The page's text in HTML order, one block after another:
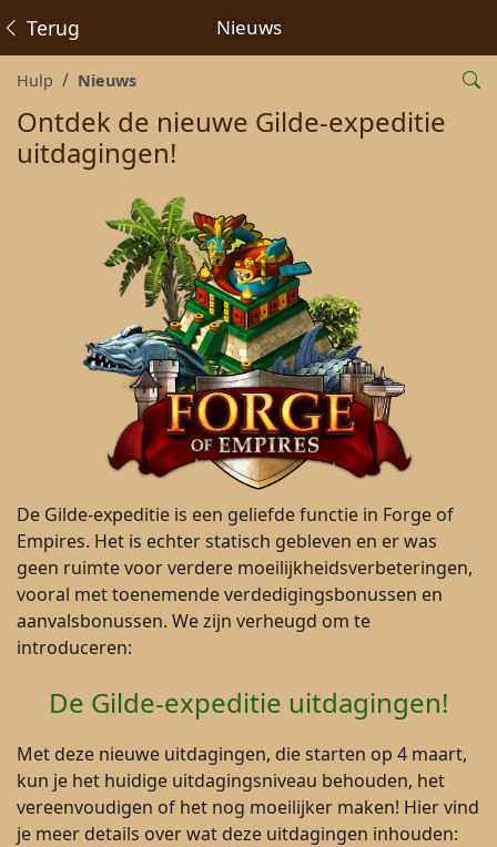
Nieuws
Terug
Hulp Nieuws
Ontdek de nieuwe Gilde-expeditie
uitdagingen!
De Gilde-expeditie is een geliefde functie in Forge of
Empires. Het is echter statisch gebleven en er was
geen ruimte voor verdere moeilijkheidsverbeteringen,
vooral met toenemende verdedigingsbonussen en
aanvalsbonussen. We zijn verheugd om te
introduceren:
De Gilde-expeditie uitdagingen!
Met deze nieuwe uitdagingen, die starten op 4 maart,
kun je het huidige uitdagingsniveau behouden, het
vereenvoudigen of het nog moeilijker maken! Hier vind
je meer details over wat deze uitdagingen inhouden: